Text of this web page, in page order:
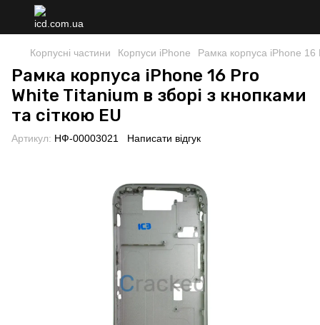
Корпусні частини Корпуси iPhone Рамка корпуса iPhone 16
Рамка корпуса iPhone 16 Pro
White Titanium в зборі з кнопками
та сіткою EU
Артикул: НФ-00003021 Написати відгук